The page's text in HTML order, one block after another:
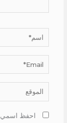
اسم*
Email*
الموقع
احفظ اسمي،